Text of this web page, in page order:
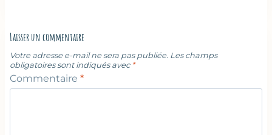
Laisser un commentaire
Votre adresse e-mail ne sera pas publiée. Les champs
obligatoires sont indiqués avec *
Commentaire *